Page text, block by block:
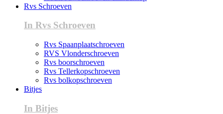
Rvs Schroeven
In Rvs Schroeven
Rvs Spaanplaatschroeven
RVS Vlonderschroeven
Rvs boorschroeven
Rvs Tellerkopschroeven
Rvs bolkopschroeven
Bitjes
In Bitjes